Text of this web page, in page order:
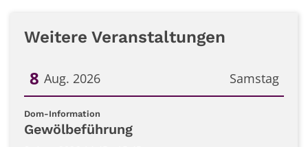
Weitere Veranstaltungen
Samstag
8 Aug. 2026
Datum: 8. August 2026
Dom-Information
Gewölbeführung